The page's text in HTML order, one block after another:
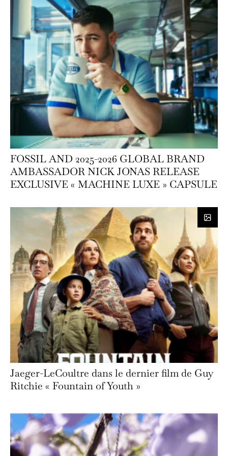
FOSSIL AND 2025-2026 GLOBAL BRAND
AMBASSADOR NICK JONAS RELEASE
EXCLUSIVE « MACHINE LUXE » CAPSULE
Jaeger-LeCoultre dans le dernier film de Guy
Ritchie « Fountain of Youth »